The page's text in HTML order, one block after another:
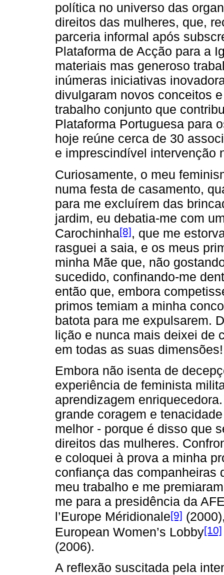
política no universo das
direitos das mulheres, que,
parceria informal após
Plataforma de Acção para a
materiais mas generoso
inúmeras iniciativas
divulgaram novos conceitos
trabalho conjunto que
Plataforma Portuguesa para
hoje reúne cerca de 30
e imprescindível intervenção
Curiosamente, o meu
numa festa de casamento,
para me excluírem das
jardim, eu debatia-me com
Carochinha[8], que me
rasguei a saia, e os meus
minha Mãe que, não
sucedido, confinando-me
então que, embora
primos temiam a minha
batota para me expulsarem.
lição e nunca mais deixei de
em todas as suas dimensões!
Embora não isenta de
experiência de feminista
aprendizagem
grande coragem e
melhor - porque é disso que
direitos das mulheres.
e coloquei à prova a minha
confiança das companheiras
meu trabalho e me
me para a presidência da
l’Europe Méridionale[9]
European Women’s Lobby[10]
(2006).
A reflexão suscitada pela